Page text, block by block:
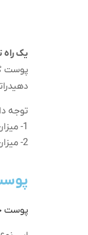
یک
پوست
توجه
1- میزان رطوبت لایه فوقانی پوست
2- میزان کلاژن و الاستین لایه میانی پوست